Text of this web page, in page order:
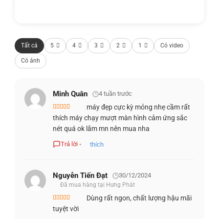
ĐỘ SÁNG VÀ MÀU SẮC TUYỆT VỜI
Màn hình củaHP OmniBook X 14 inch AI
Tất cả 5 4 3 2 1 Có video
Có ảnh
Minh Quân 4 tuần trước
Được xếp
hạng5 5 sao
máy đẹp cực kỳ mỏng nhẹ cầm rất
thích máy chạy mượt màn hình cảm ứng sắc
nét quá ok lắm mn nên mua nha
Trả lời • thích
Nguyễn Tiến Đạt 30/12/2024
Đã mua hàng tại Hưng Phát
Được xếp
hạng5 5 sao
Dùng rất ngon, chất lượng hậu mãi
tuyệt vời